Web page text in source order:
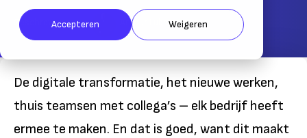
Accepteren Weigeren
Geschreven door: Arthur Lubbers
De digitale transformatie, het nieuwe werken,
thuis teamsen met collega’s – elk bedrijf heeft
ermee te maken. En dat is goed, want dit maakt